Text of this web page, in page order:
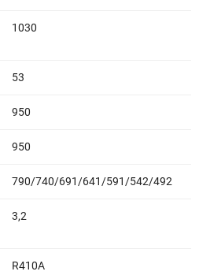
1030
53
950
950
790/740/691/641/591/542/492
3,2
R410A